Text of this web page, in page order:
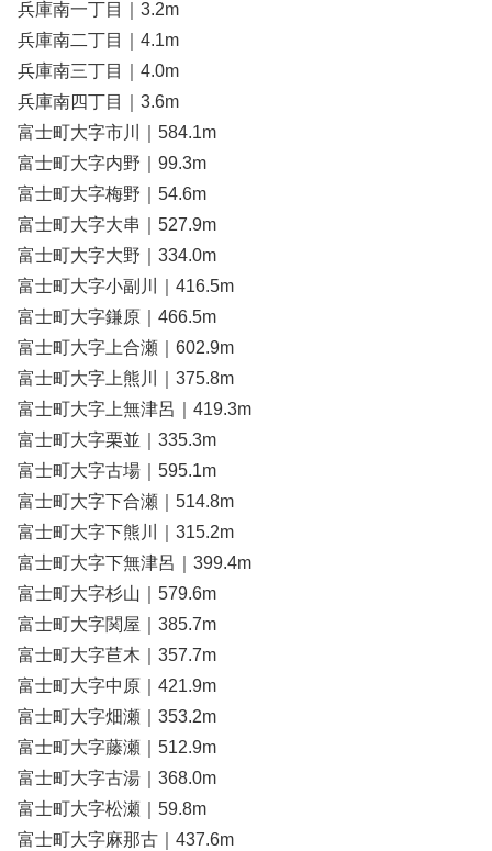
兵庫南一丁目｜3.2m
兵庫南二丁目｜4.1m
兵庫南三丁目｜4.0m
兵庫南四丁目｜3.6m
富士町大字市川｜584.1m
富士町大字内野｜99.3m
富士町大字梅野｜54.6m
富士町大字大串｜527.9m
富士町大字大野｜334.0m
富士町大字小副川｜416.5m
富士町大字鎌原｜466.5m
富士町大字上合瀬｜602.9m
富士町大字上熊川｜375.8m
富士町大字上無津呂｜419.3m
富士町大字栗並｜335.3m
富士町大字古場｜595.1m
富士町大字下合瀬｜514.8m
富士町大字下熊川｜315.2m
富士町大字下無津呂｜399.4m
富士町大字杉山｜579.6m
富士町大字関屋｜385.7m
富士町大字苣木｜357.7m
富士町大字中原｜421.9m
富士町大字畑瀬｜353.2m
富士町大字藤瀬｜512.9m
富士町大字古湯｜368.0m
富士町大字松瀬｜59.8m
富士町大字麻那古｜437.6m